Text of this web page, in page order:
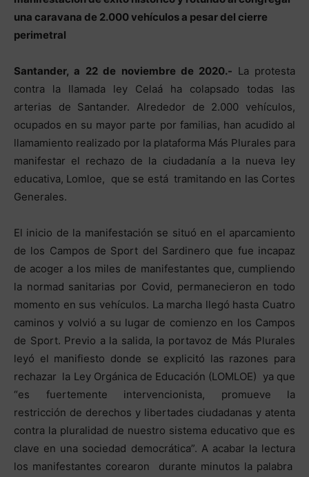
una caravana de 2.000 vehículos a pesar del cierre
perimetral
Santander, a 22 de noviembre de 2020.- La protesta
contra la llamada ley Celaá ha colapsado todas las
arterias de Santander. Alrededor de 2.000 vehículos,
ocupados en su mayor parte por familias, han acudido al
llamamiento realizado por la plataforma Más Plurales para
manifestar el rechazo de la ciudadanía a la nueva ley
educativa, Lomloe, que se está tramitando en las Cortes
Generales.
El inicio de la manifestación se situó en el aparcamiento
de los Campos de Sport del Sardinero que fue incapaz
de acoger a los miles de manifestantes que, cumpliendo
la normad sanitarias por Covid, permanecieron en todo
momento en sus vehículos. La marcha llegó hasta Cuatro
caminos y volvió a su lugar de comienzo en los Campos
de Sport. Previo a la salida, la portavoz de Más Plurales
leyó el manifiesto donde se explicitó las razones para
rechazar la Ley Orgánica de Educación (LOMLOE) ya que
“es fuertemente intervencionista, promueve la
restricción de derechos y libertades ciudadanas y atenta
contra la pluralidad de nuestro sistema educativo que es
clave en una sociedad democrática”. A acabar la lectura
los manifestantes corearon durante minutos la palabra